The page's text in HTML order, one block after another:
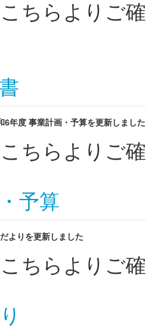
ちらよりご
6年度 事業計画・予算を更新しました
ちらよりご
予算
よりを更新しました
ちらよりご